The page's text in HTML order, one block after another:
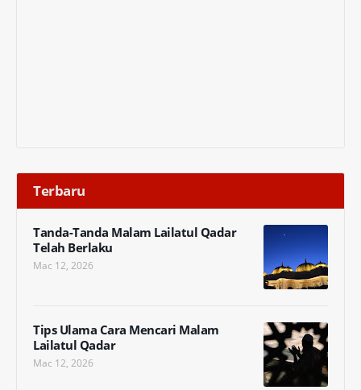
Terbaru
Tanda-Tanda Malam Lailatul Qadar
Telah Berlaku
Mac 12, 2026
Tips Ulama Cara Mencari Malam
Lailatul Qadar
Mac 12, 2026